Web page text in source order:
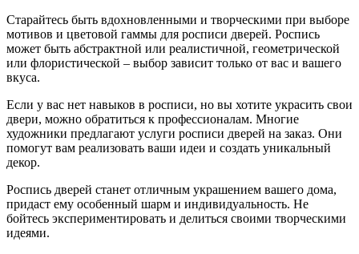
Старайтесь быть вдохновленными и творческими при выборе
мотивов и цветовой гаммы для росписи дверей. Роспись
может быть абстрактной или реалистичной, геометрической
или флористической – выбор зависит только от вас и вашего
вкуса.
Если у вас нет навыков в росписи, но вы хотите украсить свои
двери, можно обратиться к профессионалам. Многие
художники предлагают услуги росписи дверей на заказ. Они
помогут вам реализовать ваши идеи и создать уникальный
декор.
Роспись дверей станет отличным украшением вашего дома,
придаст ему особенный шарм и индивидуальность. Не
бойтесь экспериментировать и делиться своими творческими
идеями.